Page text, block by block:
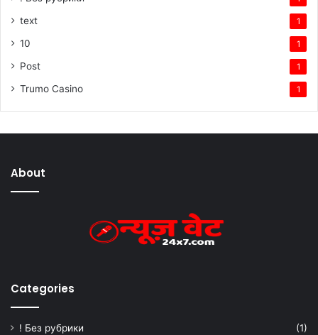
text 1
10 1
Post 1
Trumo Casino 1
About
Categories
! Без рубрики
(1)